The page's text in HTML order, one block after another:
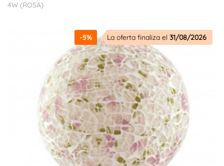
4W (ROSA)
-5% La oferta finaliza el 31/08/2026